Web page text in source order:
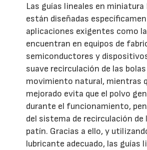
Las guías lineales en miniatura
están diseñadas
aplicaciones exigentes como
encuentran en equipos de
semiconductores y
suave recirculación de las
movimiento natural, mientras
mejorado evita que el polvo
durante el funcionamiento,
del sistema de recirculación de
patín. Gracias a ello, y
lubricante adecuado, las guías